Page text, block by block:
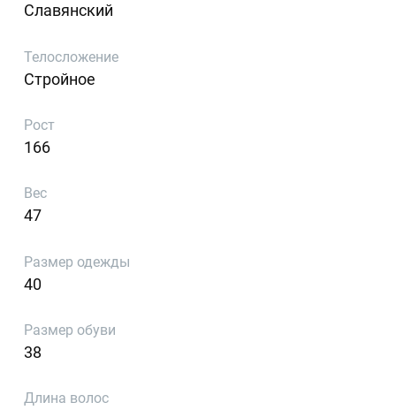
Славянский
Телосложение
Стройное
Рост
166
Вес
47
Размер одежды
40
Размер обуви
38
Длина волос